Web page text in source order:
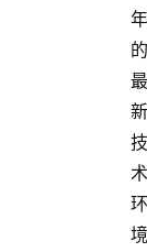
年
的
最
新
技
术
环
境